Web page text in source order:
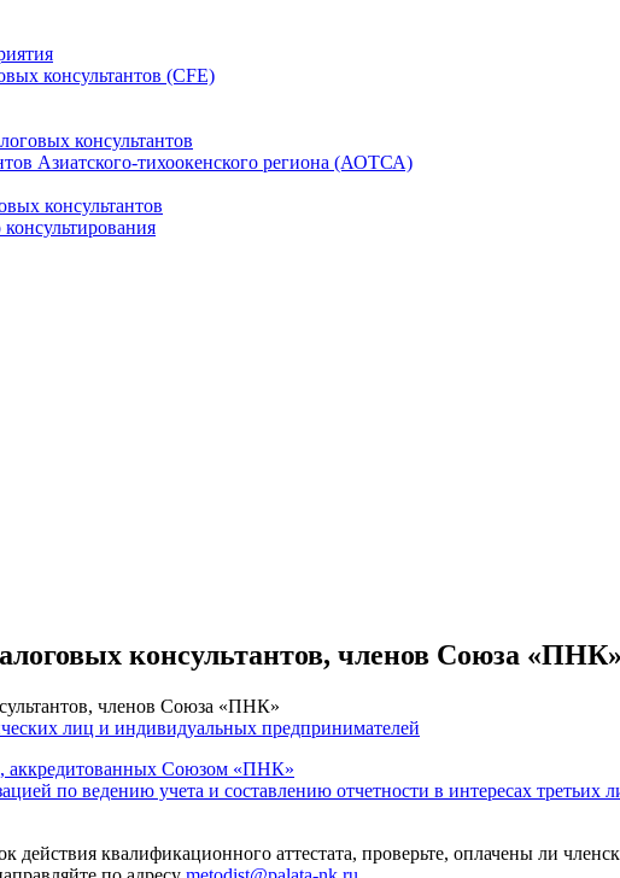
консультантов (CFE)
консультантов
Азиатского-тихоокенского региона (АОТСА)
консультантов
консультантов, членов Союза «ПНК»
членов Союза «ПНК»
лиц и индивидуальных предпринимателей
аккредитованных Союзом «ПНК»
по ведению учета и составлению отчетности в интересах третьих
действия квалификационного аттестата, проверьте, оплачены ли